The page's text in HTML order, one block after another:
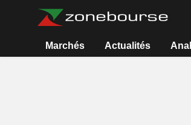
Marchés Actualités